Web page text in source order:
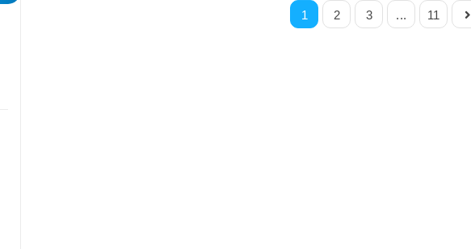
1 2 3 ... 11